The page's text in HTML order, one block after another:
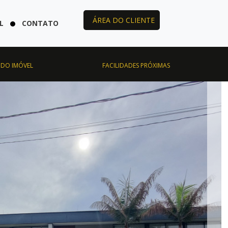
CONTATO ÁREA DO CLIENTE
DO IMÓVEL FACILIDADES PRÓXIMAS